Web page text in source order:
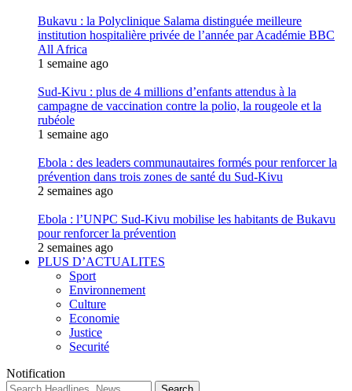
Bukavu : la Polyclinique Salama distinguée meilleure
institution hospitalière privée de l’année par Académie BBC
All Africa
1 semaine ago
Sud-Kivu : plus de 4 millions d’enfants attendus à la
campagne de vaccination contre la polio, la rougeole et la
rubéole
1 semaine ago
Ebola : des leaders communautaires formés pour renforcer la
prévention dans trois zones de santé du Sud-Kivu
2 semaines ago
Ebola : l’UNPC Sud-Kivu mobilise les habitants de Bukavu
pour renforcer la prévention
2 semaines ago
PLUS D’ACTUALITES
Sport
Environnement
Culture
Economie
Justice
Securité
Notification